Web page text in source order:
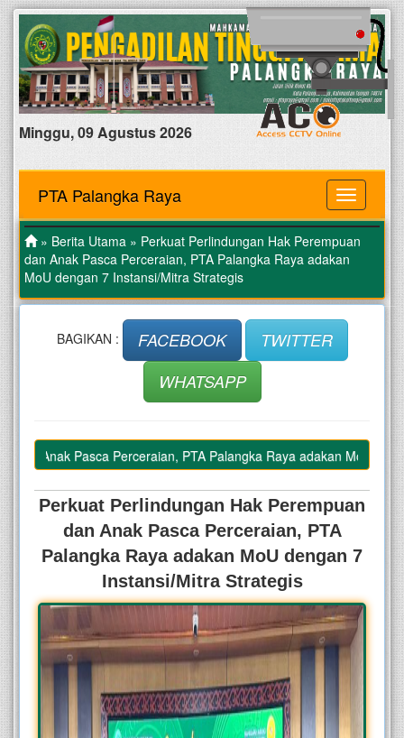
Minggu, 09 Agustus 2026
MENU
PTA Palangka Raya
» Berita Utama » Perkuat Perlindungan Hak Perempuan
dan Anak Pasca Perceraian, PTA Palangka Raya adakan
MoU dengan 7 Instansi/Mitra Strategis
BAGIKAN : FACEBOOK
TWITTER
WHATSAPP
Palangka Raya adakan MoU dengan 7 Instansi/Mitra Strategis
Perkuat Perlindungan Hak Perempuan
dan Anak Pasca Perceraian, PTA
Palangka Raya adakan MoU dengan 7
Instansi/Mitra Strategis